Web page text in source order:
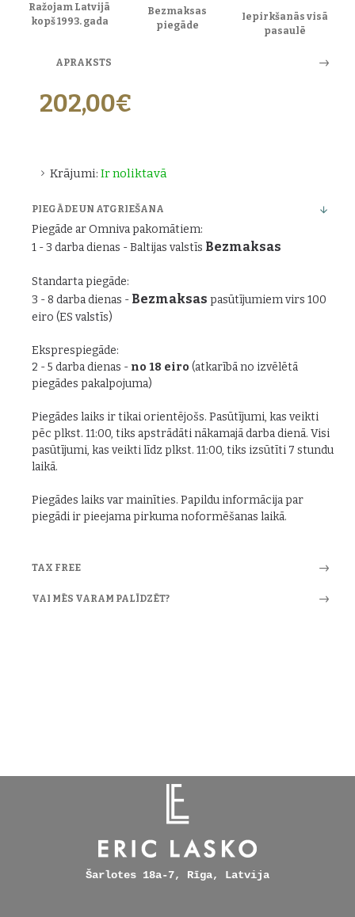
Ražojam Latvijā
kopš 1993. gada
Bezmaksas
piegāde
Iepirkšanās visā
pasaulē
APRAKSTS
Krājumi: Ir noliktavā
202,00€
PIEGĀDE UN ATGRIEŠANA
Piegāde ar Omniva pakomātiem:
1 - 3 darba dienas - Baltijas valstīs Bezmaksas
Standarta piegāde:
3 - 8 darba dienas - Bezmaksas pasūtījumiem virs 100
eiro (ES valstīs)
Eksprespiegāde:
2 - 5 darba dienas - no 18 eiro (atkarībā no izvēlētā
piegādes pakalpojuma)
Piegādes laiks ir tikai orientējošs. Pasūtījumi, kas veikti
pēc plkst. 11:00, tiks apstrādāti nākamajā darba dienā. Visi
pasūtījumi, kas veikti līdz plkst. 11:00, tiks izsūtīti 7 stundu
laikā.
Piegādes laiks var mainīties. Papildu informācija par
piegādi ir pieejama pirkuma noformēšanas laikā.
TAX FREE
VAI MĒS VARAM PALĪDZĒT?
Šarlotes 18a-7, Rīga, Latvija